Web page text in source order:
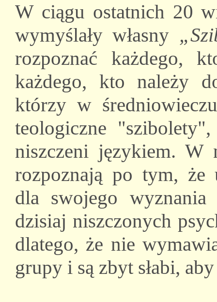
W ciągu ostatnich 20
wymyślały własny
rozpoznać każdego,
każdego, kto należy
którzy w
teologiczne
niszczeni językiem. W
rozpoznają po tym, że
dla swojego
dzisiaj niszczonych
dlatego, że nie
grupy i są zbyt słabi,